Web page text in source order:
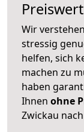
Preiswert
Wir
stressig
helfen, sich
machen zu
haben
Ihnen ohne
Zwickau